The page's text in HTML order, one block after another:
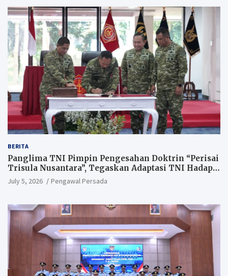
BERITA
Panglima TNI Pimpin Pengesahan Doktrin “Perisai
Trisula Nusantara”, Tegaskan Adaptasi TNI Hadapi
Perang Modern
July 5, 2026 Pengawal Persada